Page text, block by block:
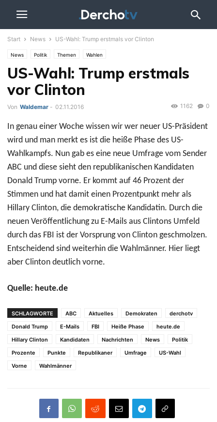
Start News US-Wahl: Trump erstmals vor Clinton
News Politik Themen Wahlen
US-Wahl: Trump erstmals
vor Clinton
Von Waldemar - 02.11.2016 0
1162
In genau einer Woche wissen wir wer neuer US-Präsident
wird und man merkt es ist die heiße Phase des US-
Wahlkampfs. Nun gab es eine neue Umfrage vom Sender
ABC und diese sieht den republikanischen Kandidaten
Donald Trump vorne. Er kommt auf 46 Prozent der
Stimmen und hat damit einen Prozentpunkt mehr als
Hillary Clinton, die demokratische Kandidatin. Durch die
neuen Veröffentlichung zu E-Mails aus Clintons Umfeld
durch das FBI ist der Vorsprung von Clinton geschmolzen.
Entscheidend sind weiterhin die Wahlmänner. Hier liegt
aber Clinton deutlich vorne.
Quelle: heute.de
SCHLAGWORTE ABC Aktuelles Demokraten
derchotv
Donald Trump
E-Mails FBI Heiße Phase
heute.de
Hillary Clinton
Kandidaten Nachrichten News
Politik
Prozente
Punkte Republikaner Umfrage
US-Wahl
Vorne
Wahlmänner